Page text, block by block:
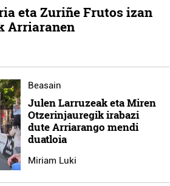
eta Zuriñe Frutos izan
Arriaranen
Beasain
Julen Larruzeak eta Miren
Otzerinjauregik irabazi
dute Arriarango mendi
duatloia
Miriam Luki